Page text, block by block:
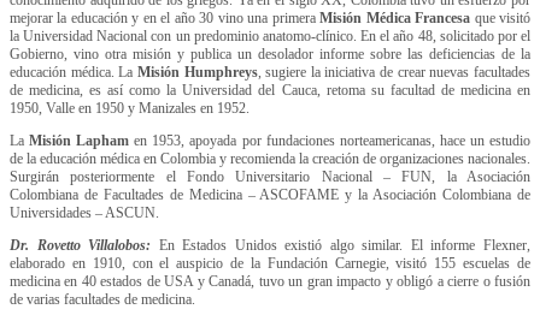
mejorar la educación y en el año 30 vino una primeraMisión Médica Francesa que visitó
la Universidad Nacional con un predominio anatomo-clínico. En el año 48, solicitado por el
Gobierno, vino otra misión y publica un desolador informe sobre las deficiencias de la
educación médica. La Misión Humphreys, sugiere la iniciativa de crear nuevas facultades
de medicina, es así como la Universidad del Cauca, retoma su facultad de medicina en
1950, Valle en 1950 y Manizales en 1952.
LaMisión Lapham en 1953, apoyada por fundaciones norteamericanas, hace un estudio
de la educación médica en Colombia y recomienda la creación de organizaciones nacionales.
Surgirán posteriormente el Fondo Universitario Nacional – FUN, la Asociación
Colombiana de Facultades de Medicina – ASCOFAME y la Asociación Colombiana de
Universidades – ASCUN.
Dr. Rovetto Villalobos: En Estados Unidos existió algo similar. El informe Flexner,
elaborado en 1910, con el auspicio de la Fundación Carnegie, visitó 155 escuelas de
medicina en 40 estados de USA y Canadá, tuvo un gran impacto y obligó a cierre o fusión
de varias facultades de medicina.